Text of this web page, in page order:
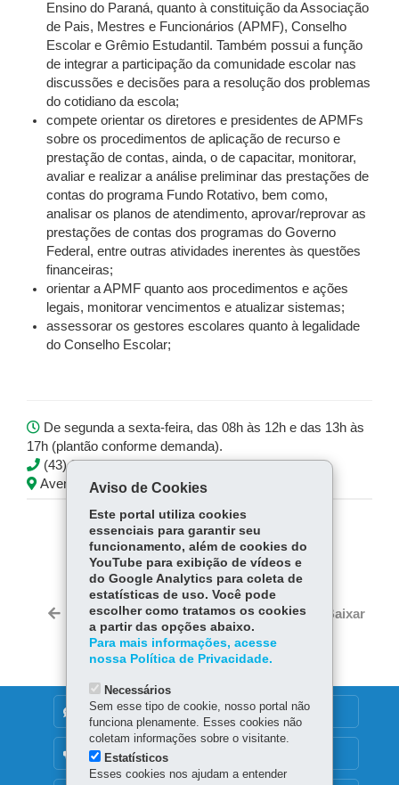
Ensino do Paraná, quanto à constituição da Associação
de Pais, Mestres e Funcionários (APMF), Conselho
Escolar e Grêmio Estudantil. Também possui a função
de integrar a participação da comunidade escolar nas
discussões e decisões para a resolução dos problemas
do cotidiano da escola;
compete orientar os diretores e presidentes de APMFs
sobre os procedimentos de aplicação de recurso e
prestação de contas, ainda, o de capacitar, monitorar,
avaliar e realizar a análise preliminar das prestações de
contas do programa Fundo Rotativo, bem como,
analisar os planos de atendimento, aprovar/reprovar as
prestações de contas dos programas do Governo
Federal, entre outras atividades inerentes às questões
financeiras;
orientar a APMF quanto aos procedimentos e ações
legais, monitorar vencimentos e atualizar sistemas;
assessorar os gestores escolares quanto à legalidade
do Conselho Escolar;
De segunda a sexta-feira, das 08h às 12h e das 13h às
17h (plantão conforme demanda).
(43) 3472-5727 - Ramal: 5732
Avenida Minas Gerais, 295, 1º andar
COMPARTILHE:
Fa
ce
bo
ok
Tw
itt
er
W
ha
ts
p
Voltar Início Imprimir Baixar
DENUNCIE CORRUPÇÃO
OUVIDORIA
Aviso de Cookies
Este portal utiliza cookies
essenciais para garantir seu
funcionamento, além de cookies do
YouTube para exibição de vídeos e
do Google Analytics para coleta de
estatísticas de uso. Você pode
escolher como tratamos os cookies
a partir das opções abaixo.
Para mais informações, acesse
nossa Política de Privacidade.
Necessários
Sem esse tipo de cookie, nosso portal não
funciona plenamente. Esses cookies não
coletam informações sobre o visitante.
Estatísticos
Esses cookies nos ajudam a entender